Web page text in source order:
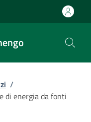
/
di energia da fonti